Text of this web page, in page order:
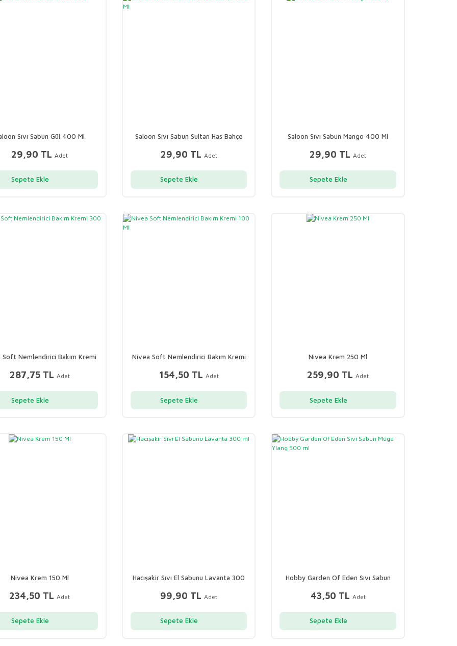
Sıvı Sabun Gül 400 Ml
29,90 TLAdet
Sepete Ekle
Saloon Sıvı Sabun Sultan Has Bahçe
29,90 TL Adet
Sepete Ekle
Saloon Sıvı Sabun Mango 400 Ml
29,90 TLAdet
Sepete Ekle
Soft Nemlendirici Bakım Kremi
287,75 TL Adet
Sepete Ekle
Nivea Soft Nemlendirici Bakım Kremi
154,50 TL Adet
Sepete Ekle
Nivea Krem 250 Ml
259,90 TLAdet
Sepete Ekle
Nivea Krem 150 Ml
234,50 TLAdet
Sepete Ekle
Hacışakir Sıvı El Sabunu Lavanta 300
99,90 TLAdet
Sepete Ekle
Hobby Garden Of Eden Sıvı Sabun
43,50 TL Adet
Sepete Ekle